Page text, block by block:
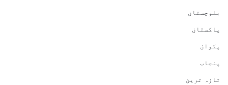
بلوچستان
پاکستان
پکوان
پنجاب
تازہ ترین